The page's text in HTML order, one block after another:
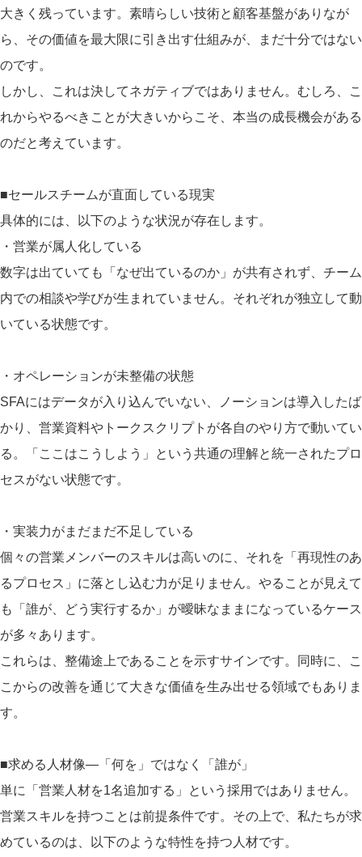
大きく残っています。素晴らしい技術と顧客基盤がありなが
ら、その価値を最大限に引き出す仕組みが、まだ十分ではない
のです。
しかし、これは決してネガティブではありません。むしろ、こ
れからやるべきことが大きいからこそ、本当の成長機会がある
のだと考えています。
■セールスチームが直面している現実
具体的には、以下のような状況が存在します。
・営業が属人化している
数字は出ていても「なぜ出ているのか」が共有されず、チーム
内での相談や学びが生まれていません。それぞれが独立して動
いている状態です。
・オペレーションが未整備の状態
SFAにはデータが入り込んでいない、ノーションは導入したば
かり、営業資料やトークスクリプトが各自のやり方で動いてい
る。「ここはこうしよう」という共通の理解と統一されたプロ
セスがない状態です。
・実装力がまだまだ不足している
個々の営業メンバーのスキルは高いのに、それを「再現性のあ
るプロセス」に落とし込む力が足りません。やることが見えて
も「誰が、どう実行するか」が曖昧なままになっているケース
が多々あります。
これらは、整備途上であることを示すサインです。同時に、こ
こからの改善を通じて大きな価値を生み出せる領域でもありま
す。
■求める人材像―「何を」ではなく「誰が」
単に「営業人材を1名追加する」という採用ではありません。
営業スキルを持つことは前提条件です。その上で、私たちが求
めているのは、以下のような特性を持つ人材です。